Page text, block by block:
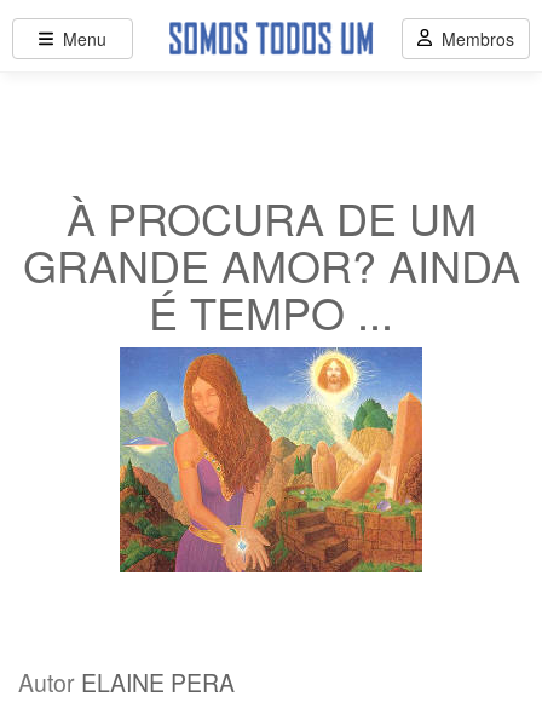
À PROCURA DE UM
GRANDE AMOR? AINDA
É TEMPO ...
Autor ELAINE PERA
Menu Membros